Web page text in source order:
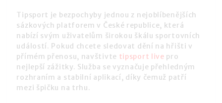
Tipsport je bezpochyby jednou z nejoblíbenějších
sázkových platforem v České republice, která
nabízí svým uživatelům širokou škálu sportovních
událostí. Pokud chcete sledovat dění na hřišti v
přímém přenosu, navštivte tipsport live pro
nejlepší zážitky. Služba se vyznačuje přehledným
rozhraním a stabilní aplikací, díky čemuž patří
mezi špičku na trhu.